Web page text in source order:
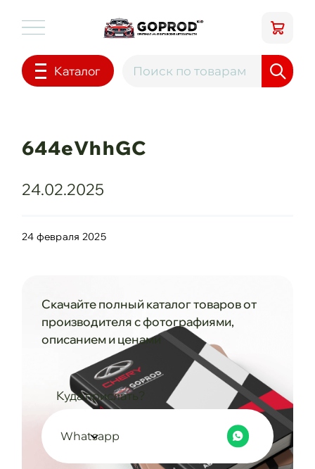
Каталог
644eVhhGC
24.02.2025
24 февраля 2025
Скачайте полный каталог товаров от
производителя с фотографиями,
описанием и ценами
Куда прислать?
Whatsapp